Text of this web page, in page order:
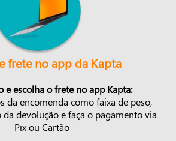
frete no app da Kapta
e escolha o frete no app Kapta:
da encomenda como faixa de peso,
devolução e faça o pagamento via
Pix ou Cartão